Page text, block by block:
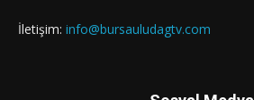
İletişim: info@bursauludagtv.com